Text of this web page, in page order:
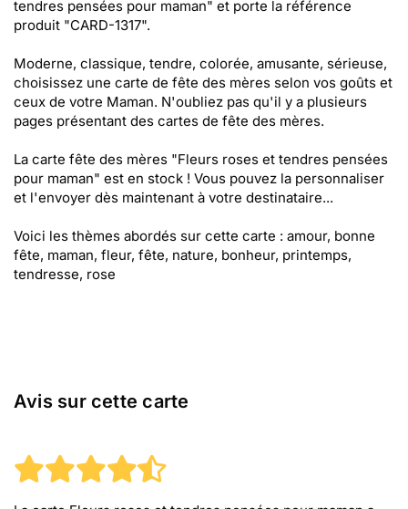
tendres pensées pour maman" et porte la référence
produit "CARD-1317".
Moderne, classique, tendre, colorée, amusante, sérieuse,
choisissez une carte de fête des mères selon vos goûts et
ceux de votre Maman. N'oubliez pas qu'il y a plusieurs
pages présentant des cartes de fête des mères.
La carte fête des mères "Fleurs roses et tendres pensées
pour maman" est en stock ! Vous pouvez la personnaliser
et l'envoyer dès maintenant à votre destinataire...
Voici les thèmes abordés sur cette carte : amour, bonne
fête, maman, fleur, fête, nature, bonheur, printemps,
tendresse, rose
Avis sur cette carte